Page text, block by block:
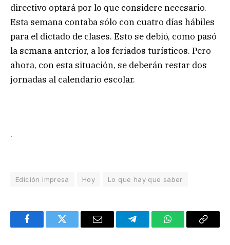
directivo optará por lo que considere necesario.
Esta semana contaba sólo con cuatro días hábiles
para el dictado de clases. Esto se debió, como pasó
la semana anterior, a los feriados turísticos. Pero
ahora, con esta situación, se deberán restar dos
jornadas al calendario escolar.
.
Edición Impresa Hoy Lo que hay que saber
FacebookTwitter Email TelegramWhatsAppCopy